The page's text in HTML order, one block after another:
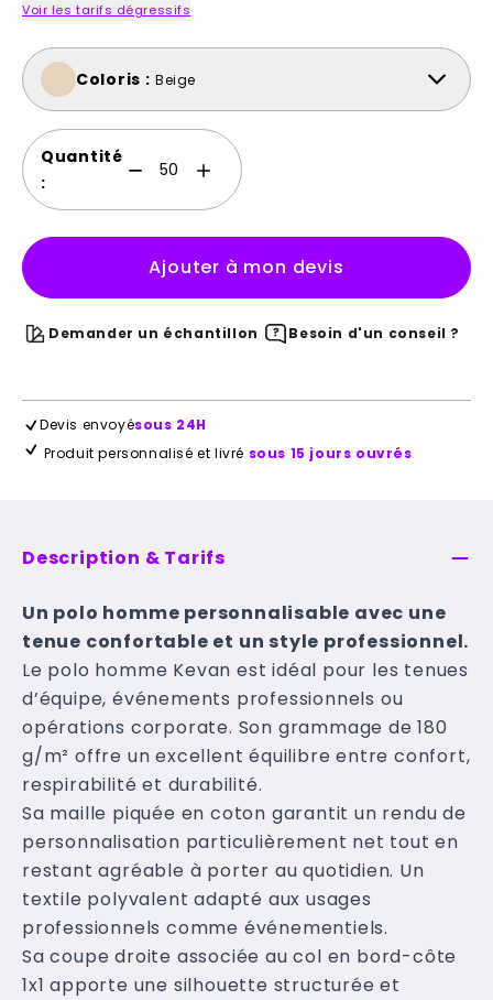
Voir les tarifs dégressifs
Coloris : Beige
Quantité
:
Ajouter à mon devis
Demander un échantillon Besoin d'un conseil ?
Devis envoyésous 24H
Produit personnalisé et livré sous 15 jours ouvrés
Description & Tarifs
Un polo homme personnalisable avec une
tenue confortable et un style professionnel.
Le polo homme Kevan est idéal pour les tenues
d’équipe, événements professionnels ou
opérations corporate. Son grammage de 180
g/m² offre un excellent équilibre entre confort,
respirabilité et durabilité.
Sa maille piquée en coton garantit un rendu de
personnalisation particulièrement net tout en
restant agréable à porter au quotidien. Un
textile polyvalent adapté aux usages
professionnels comme événementiels.
Sa coupe droite associée au col en bord-côte
1x1 apporte une silhouette structurée et